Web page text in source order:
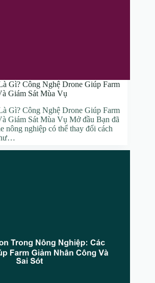
Gì? Công Nghệ Drone Giúp Farm
Giám Sát Mùa Vụ
Gì? Công Nghệ Drone Giúp Farm
Giám Sát Mùa Vụ Mở đầu Bạn đã
nông nghiệp có thể thay đổi cách